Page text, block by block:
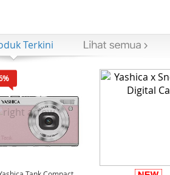
Terkini